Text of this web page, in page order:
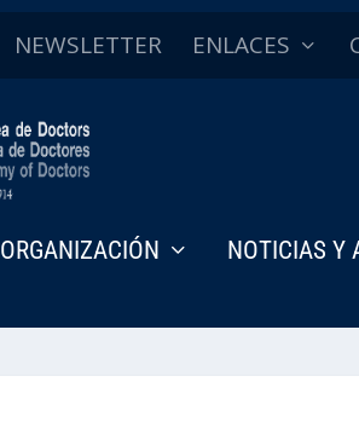
NEWSLETTER ENLACES
ORGANIZACIÓN NOTICIAS Y